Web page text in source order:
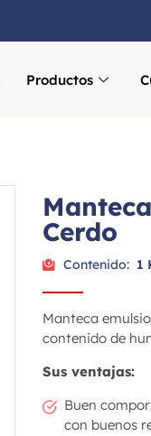
Productos
Cerdo
Contenido: 1
Manteca
contenido de
Sus ventajas:
Buen
con buenos